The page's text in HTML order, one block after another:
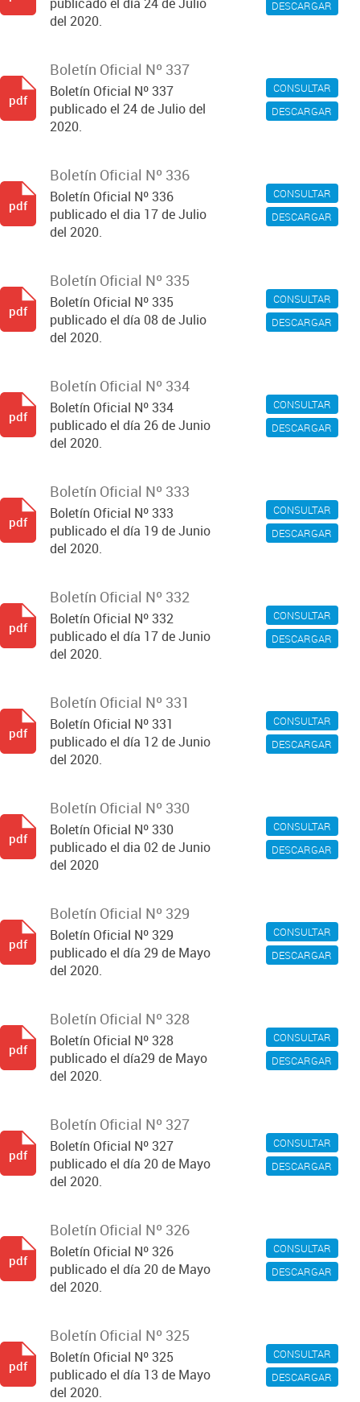
DESCARGAR
del 2020.
CONSULTAR
DESCARGAR
Boletín Oficial Nº 337
Boletín Oficial Nº 337
publicado el 24 de Julio del
2020.
pdf
CONSULTAR
DESCARGAR
Boletín Oficial Nº 336
Boletín Oficial Nº 336
publicado el dia 17 de Julio
del 2020.
pdf
CONSULTAR
DESCARGAR
Boletín Oficial Nº 335
Boletín Oficial Nº 335
publicado el día 08 de Julio
del 2020.
pdf
CONSULTAR
DESCARGAR
Boletín Oficial Nº 334
Boletín Oficial Nº 334
publicado el día 26 de Junio
del 2020.
pdf
CONSULTAR
DESCARGAR
Boletín Oficial Nº 333
Boletín Oficial Nº 333
publicado el día 19 de Junio
del 2020.
pdf
CONSULTAR
DESCARGAR
Boletín Oficial Nº 332
Boletín Oficial Nº 332
publicado el día 17 de Junio
del 2020.
pdf
CONSULTAR
DESCARGAR
Boletín Oficial Nº 331
Boletín Oficial Nº 331
publicado el día 12 de Junio
del 2020.
pdf
CONSULTAR
DESCARGAR
Boletín Oficial Nº 330
Boletín Oficial Nº 330
publicado el dia 02 de Junio
del 2020
pdf
CONSULTAR
DESCARGAR
Boletín Oficial Nº 329
Boletín Oficial Nº 329
publicado el día 29 de Mayo
del 2020.
pdf
CONSULTAR
DESCARGAR
Boletín Oficial Nº 328
Boletín Oficial Nº 328
publicado el día29 de Mayo
del 2020.
pdf
CONSULTAR
DESCARGAR
Boletín Oficial Nº 327
Boletín Oficial Nº 327
publicado el día 20 de Mayo
del 2020.
pdf
CONSULTAR
DESCARGAR
Boletín Oficial Nº 326
Boletín Oficial Nº 326
publicado el día 20 de Mayo
del 2020.
pdf
CONSULTAR
DESCARGAR
Boletín Oficial Nº 325
Boletín Oficial Nº 325
publicado el día 13 de Mayo
del 2020.
pdf